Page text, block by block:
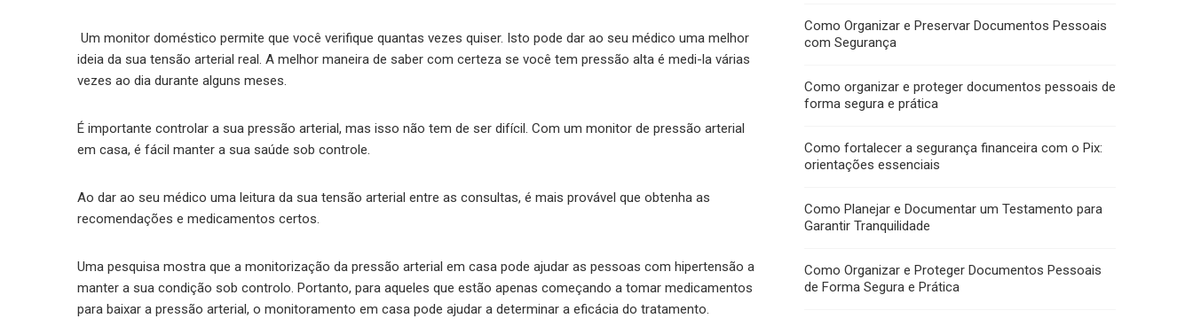
Um monitor doméstico permite que você verifique quantas vezes quiser. Isto pode dar ao seu médico uma melhor
ideia da sua tensão arterial real. A melhor maneira de saber com certeza se você tem pressão alta é medi-la várias
vezes ao dia durante alguns meses.
É importante controlar a sua pressão arterial, mas isso não tem de ser difícil. Com um monitor de pressão arterial
em casa, é fácil manter a sua saúde sob controle.
Ao dar ao seu médico uma leitura da sua tensão arterial entre as consultas, é mais provável que obtenha as
recomendações e medicamentos certos.
Uma pesquisa mostra que a monitorização da pressão arterial em casa pode ajudar as pessoas com hipertensão a
manter a sua condição sob controlo. Portanto, para aqueles que estão apenas começando a tomar medicamentos
para baixar a pressão arterial, o monitoramento em casa pode ajudar a determinar a eficácia do tratamento.
Como Organizar e Preservar Documentos Pessoais
com Segurança
Como organizar e proteger documentos pessoais de
forma segura e prática
Como fortalecer a segurança financeira com o Pix:
orientações essenciais
Como Planejar e Documentar um Testamento para
Garantir Tranquilidade
Como Organizar e Proteger Documentos Pessoais
de Forma Segura e Prática